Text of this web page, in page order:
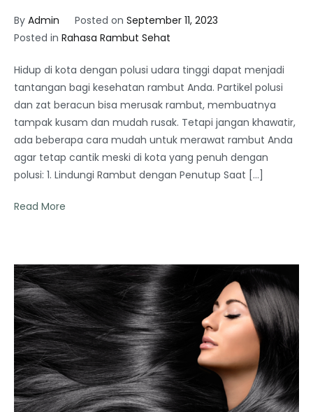
By Admin Posted on September 11, 2023
Posted in Rahasa Rambut Sehat
Hidup di kota dengan polusi udara tinggi dapat menjadi
tantangan bagi kesehatan rambut Anda. Partikel polusi
dan zat beracun bisa merusak rambut, membuatnya
tampak kusam dan mudah rusak. Tetapi jangan khawatir,
ada beberapa cara mudah untuk merawat rambut Anda
agar tetap cantik meski di kota yang penuh dengan
polusi: 1. Lindungi Rambut dengan Penutup Saat […]
Read More